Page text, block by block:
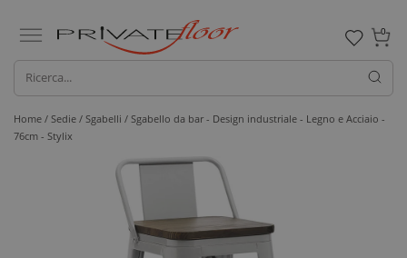
0
Home / Sedie / Sgabelli / Sgabello da bar - Design industriale - Legno e Acciaio -
76cm - Stylix